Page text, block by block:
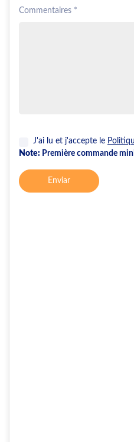
Commentaires *
J'ai lu et j'accepte le
Note: Première commande
Enviar